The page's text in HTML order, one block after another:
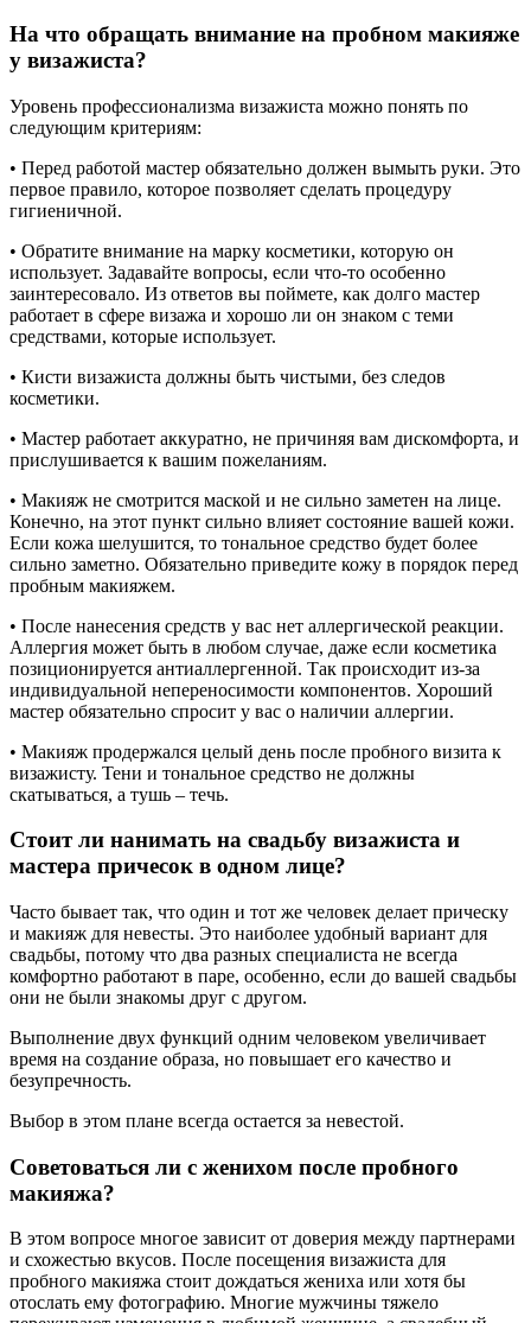
На что обращать внимание на пробном макияже
у визажиста?
Уровень профессионализма визажиста можно понять по
следующим критериям:
• Перед работой мастер обязательно должен вымыть руки. Это
первое правило, которое позволяет сделать процедуру
гигиеничной.
• Обратите внимание на марку косметики, которую он
использует. Задавайте вопросы, если что-то особенно
заинтересовало. Из ответов вы поймете, как долго мастер
работает в сфере визажа и хорошо ли он знаком с теми
средствами, которые использует.
• Кисти визажиста должны быть чистыми, без следов
косметики.
• Мастер работает аккуратно, не причиняя вам дискомфорта, и
прислушивается к вашим пожеланиям.
• Макияж не смотрится маской и не сильно заметен на лице.
Конечно, на этот пункт сильно влияет состояние вашей кожи.
Если кожа шелушится, то тональное средство будет более
сильно заметно. Обязательно приведите кожу в порядок перед
пробным макияжем.
• После нанесения средств у вас нет аллергической реакции.
Аллергия может быть в любом случае, даже если косметика
позиционируется антиаллергенной. Так происходит из-за
индивидуальной непереносимости компонентов. Хороший
мастер обязательно спросит у вас о наличии аллергии.
• Макияж продержался целый день после пробного визита к
визажисту. Тени и тональное средство не должны
скатываться, а тушь – течь.
Стоит ли нанимать на свадьбу визажиста и
мастера причесок в одном лице?
Часто бывает так, что один и тот же человек делает прическу
и макияж для невесты. Это наиболее удобный вариант для
свадьбы, потому что два разных специалиста не всегда
комфортно работают в паре, особенно, если до вашей свадьбы
они не были знакомы друг с другом.
Выполнение двух функций одним человеком увеличивает
время на создание образа, но повышает его качество и
безупречность.
Выбор в этом плане всегда остается за невестой.
Советоваться ли с женихом после пробного
макияжа?
В этом вопросе многое зависит от доверия между партнерами
и схожестью вкусов. После посещения визажиста для
пробного макияжа стоит дождаться жениха или хотя бы
отослать ему фотографию. Многие мужчины тяжело